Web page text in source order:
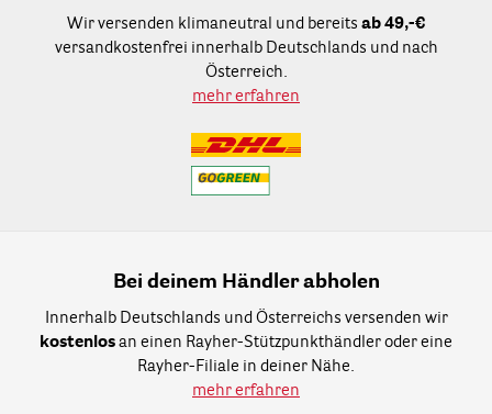
Wir versenden klimaneutral und bereits ab 49,-€
versandkostenfrei innerhalb Deutschlands und nach
Österreich.
mehr erfahren
Bei deinem Händler abholen
Innerhalb Deutschlands und Österreichs versenden wir
kostenlos an einen Rayher-Stützpunkthändler oder eine
Rayher-Filiale in deiner Nähe.
mehr erfahren